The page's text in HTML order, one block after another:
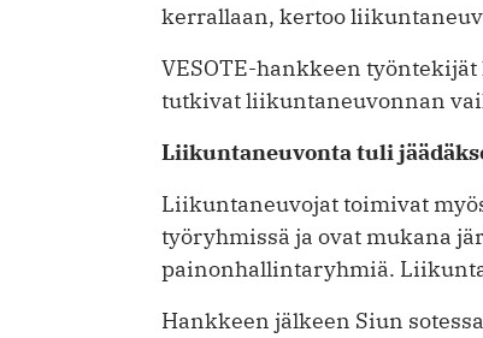
kerrallaan, kertoo
VESOTE-hankkeen
tutkivat liikuntaneuvonnan
Liikuntaneuvonta tuli
Liikuntaneuvojat toimivat
työryhmissä ja ovat mukana
painonhallintaryhmiä.
Hankkeen jälkeen Siun